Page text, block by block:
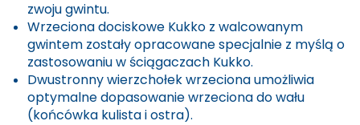
zwoju gwintu.
Wrzeciona dociskowe Kukko z walcowanym
gwintem zostały opracowane specjalnie z myślą o
zastosowaniu w ściągaczach Kukko.
Dwustronny wierzchołek wrzeciona umożliwia
optymalne dopasowanie wrzeciona do wału
(końcówka kulista i ostra).